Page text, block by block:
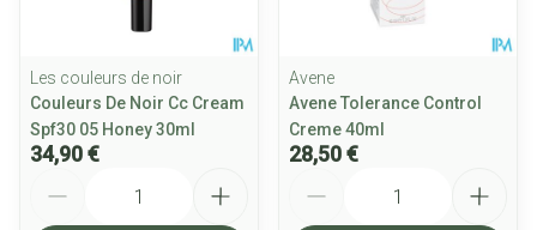
Les couleurs de noir
Couleurs De Noir Cc Cream
Spf30 05 Honey 30ml
34,90 €
Avene
Avene Tolerance Control
Creme 40ml
28,50 €